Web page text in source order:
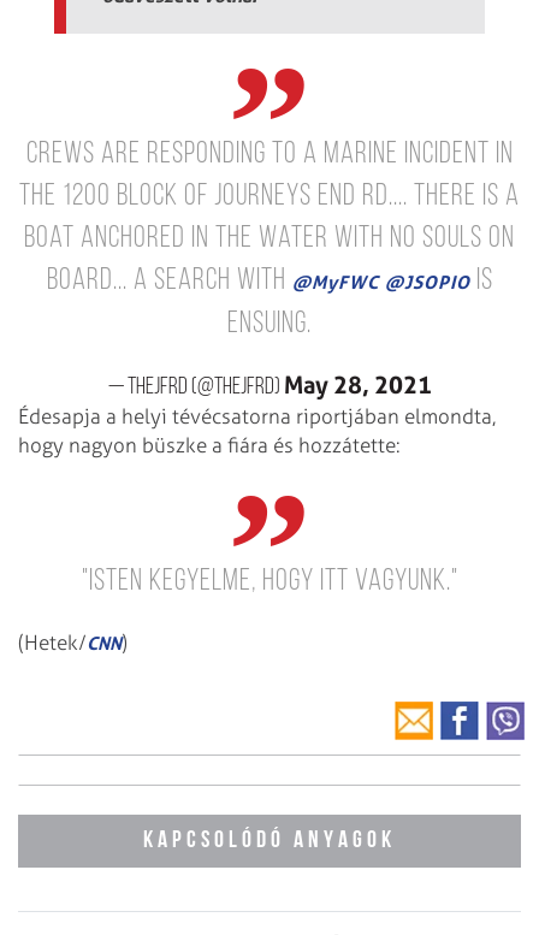
Crews are responding to a marine incident in
the 1200 block of Journeys End Rd.... there is a
boat anchored in the water with no souls on
board... a search with @MyFWC @JSOPIOis
ensuing.
— THEJFRD (@THEJFRD) May 28, 2021
Édesapja a helyi tévécsatorna riportjában elmondta,
hogy nagyon büszke a fiára és hozzátette:
"Isten kegyelme, hogy itt vagyunk."
(Hetek/CNN)
KAPCSOLÓDÓ ANYAGOK